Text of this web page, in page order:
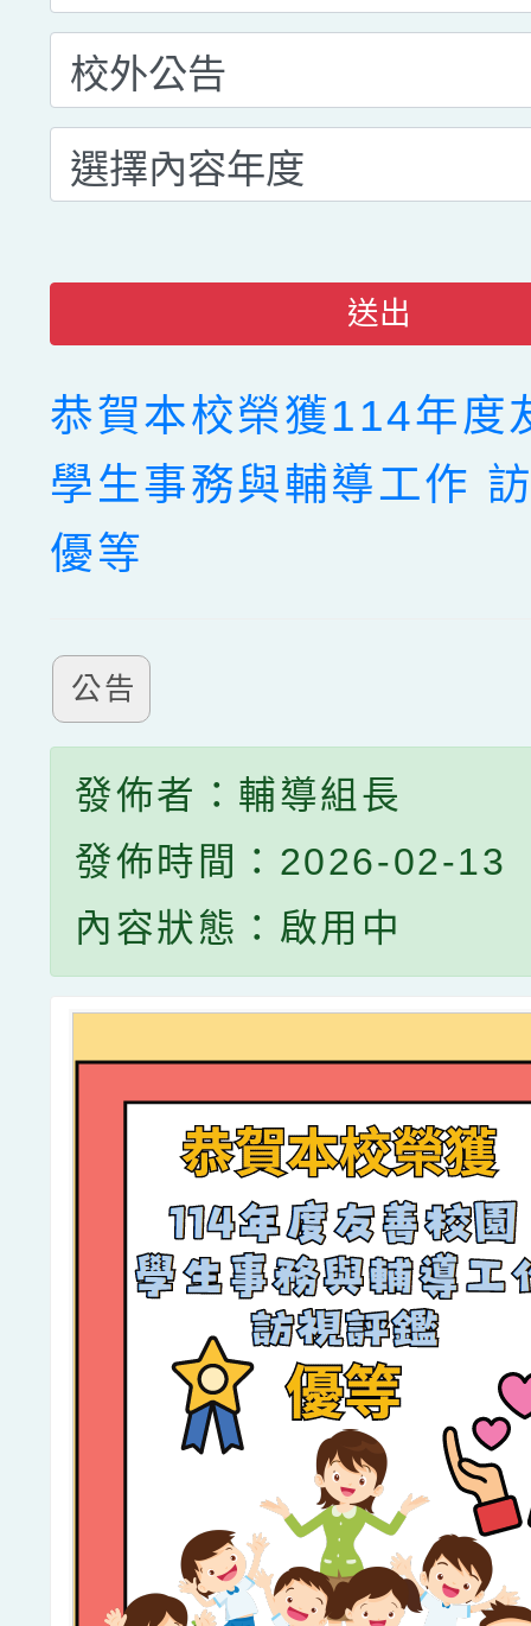
送出
恭賀本校榮獲114年度
學生事務與輔導工作
優等
公告
發佈者：輔導組長
發佈時間：2026-02-13
內容狀態：啟用中